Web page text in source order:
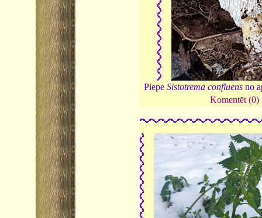
Piepe Sistotrema confluens no
Komentēt (0)